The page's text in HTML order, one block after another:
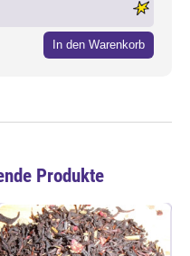
In den Warenkorb
Produkte